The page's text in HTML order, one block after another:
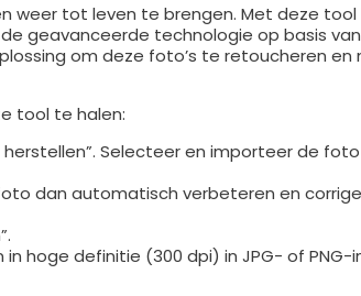
weer tot leven te brengen. Met deze tool
geavanceerde technologie op basis van
om deze foto’s te retoucheren en
tool te halen:
Selecteer en importeer de
dan automatisch verbeteren en
hoge definitie (300 dpi) in JPG- of PNG-